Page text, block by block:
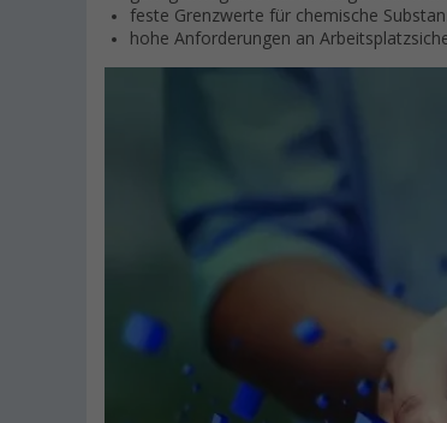
feste Grenzwerte für chemische
hohe Anforderungen an